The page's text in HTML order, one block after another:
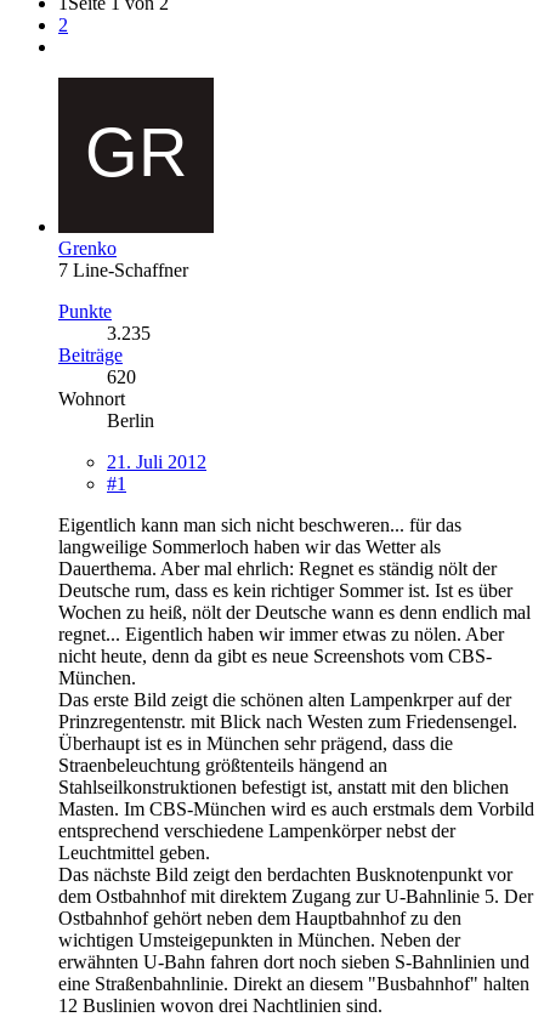
2
Grenko
7 Line-Schaffner
Punkte
3.235
Beiträge
620
Wohnort
Berlin
21. Juli 2012
#1
Eigentlich kann man sich nicht beschweren... für das
langweilige Sommerloch haben wir das Wetter als
Dauerthema. Aber mal ehrlich: Regnet es ständig nölt der
Deutsche rum, dass es kein richtiger Sommer ist. Ist es über
Wochen zu heiß, nölt der Deutsche wann es denn endlich mal
regnet... Eigentlich haben wir immer etwas zu nölen. Aber
nicht heute, denn da gibt es neue Screenshots vom CBS-
München.
Das erste Bild zeigt die schönen alten Lampenkrper auf der
Prinzregentenstr. mit Blick nach Westen zum Friedensengel.
Überhaupt ist es in München sehr prägend, dass die
Straenbeleuchtung größtenteils hängend an
Stahlseilkonstruktionen befestigt ist, anstatt mit den blichen
Masten. Im CBS-München wird es auch erstmals dem Vorbild
entsprechend verschiedene Lampenkörper nebst der
Leuchtmittel geben.
Das nächste Bild zeigt den berdachten Busknotenpunkt vor
dem Ostbahnhof mit direktem Zugang zur U-Bahnlinie 5. Der
Ostbahnhof gehört neben dem Hauptbahnhof zu den
wichtigen Umsteigepunkten in München. Neben der
erwähnten U-Bahn fahren dort noch sieben S-Bahnlinien und
eine Straßenbahnlinie. Direkt an diesem "Busbahnhof" halten
12 Buslinien wovon drei Nachtlinien sind.